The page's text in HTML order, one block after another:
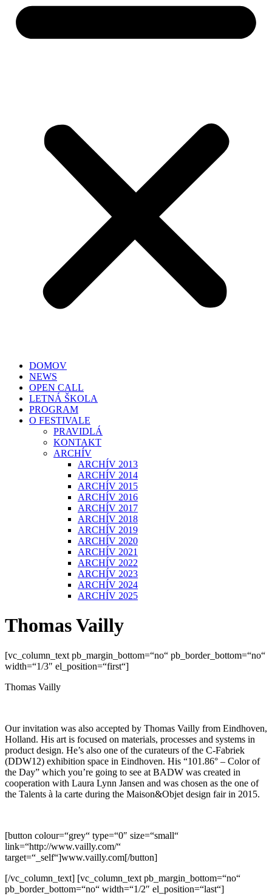
DOMOV
NEWS
OPEN CALL
LETNÁ ŠKOLA
PROGRAM
O FESTIVALE
PRAVIDLÁ
KONTAKT
ARCHÍV
ARCHÍV 2013
ARCHÍV 2014
ARCHÍV 2015
ARCHÍV 2016
ARCHÍV 2017
ARCHÍV 2018
ARCHÍV 2019
ARCHÍV 2020
ARCHÍV 2021
ARCHÍV 2022
ARCHÍV 2023
ARCHÍV 2024
ARCHÍV 2025
Thomas Vailly
[vc_column_text pb_margin_bottom=“no“ pb_border_bottom=“no“
width=“1/3″ el_position=“first“]
Thomas Vailly
Our invitation was also accepted by Thomas Vailly from Eindhoven,
Holland. His art is focused on materials, processes and systems in
product design. He’s also one of the curateurs of the C-Fabriek
(DDW12) exhibition space in Eindhoven. His “101.86° – Color of
the Day” which you’re going to see at BADW was created in
cooperation with Laura Lynn Jansen and was chosen as the one of
the Talents à la carte during the Maison&Objet design fair in 2015.
[button colour=“grey“ type=“0″ size=“small“
link=“http://www.vailly.com/“
target=“_self“]www.vailly.com[/button]
[/vc_column_text] [vc_column_text pb_margin_bottom=“no“
pb_border_bottom=“no“ width=“1/2″ el_position=“last“]